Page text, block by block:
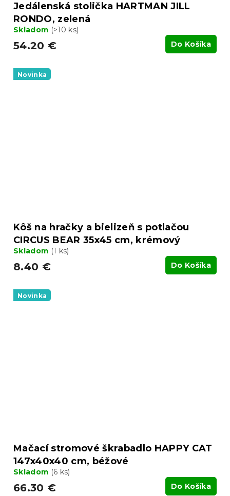
Jedálenská stolička HARTMAN JILL
RONDO, zelená
Skladom (>10 ks)
54.20 € Do Košíka
Novinka
Kôš na hračky a bielizeň s potlačou
CIRCUS BEAR 35x45 cm, krémový
Skladom (1 ks)
8.40 € Do Košíka
Novinka
Mačací stromové škrabadlo HAPPY CAT
147x40x40 cm, béžové
Skladom (6 ks)
66.30 € Do Košíka